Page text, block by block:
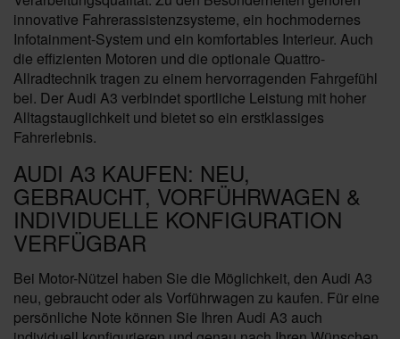
innovative Fahrerassistenzsysteme, ein hochmodernes
Infotainment-System und ein komfortables Interieur. Auch
die effizienten Motoren und die optionale Quattro-
Allradtechnik tragen zu einem hervorragenden Fahrgefühl
bei. Der Audi A3 verbindet sportliche Leistung mit hoher
Alltagstauglichkeit und bietet so ein erstklassiges
Fahrerlebnis.
AUDI A3 KAUFEN: NEU,
GEBRAUCHT, VORFÜHRWAGEN &
INDIVIDUELLE KONFIGURATION
VERFÜGBAR
Bei Motor-Nützel haben Sie die Möglichkeit, den Audi A3
neu, gebraucht oder als Vorführwagen zu kaufen. Für eine
persönliche Note können Sie Ihren Audi A3 auch